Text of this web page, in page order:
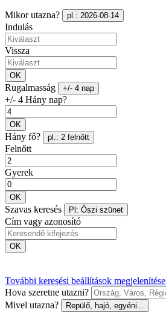
Mikor utazna? pl.: 2026-08-14
Indulás
Vissza
OK
Rugalmasság +/- 4 nap
+/- 4 Hány nap?
OK
Hány fő? pl.: 2 felnőtt
Felnőtt
Gyerek
OK
Szavas keresés Pl: Őszi szünet
Cím vagy azonosító
OK
További keresési beállítások megjelenítése
Hova szeretne utazni?
Mivel utazna?
Repülő, hajó, egyéni...